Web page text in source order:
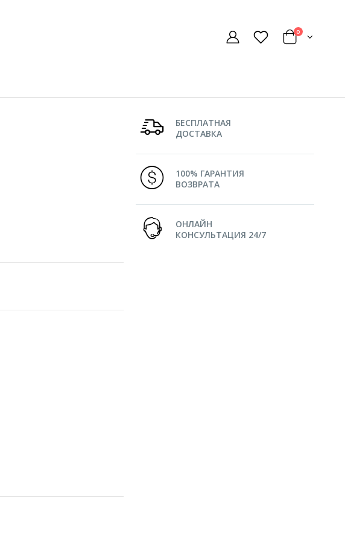
0
БЕСПЛАТНАЯ
ДОСТАВКА
100% ГАРАНТИЯ
ВОЗВРАТА
ОНЛАЙН
КОНСУЛЬТАЦИЯ 24/7